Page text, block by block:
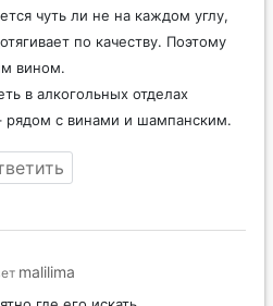
чуть ли не на каждом углу,
по качеству. Поэтому
вином.
в алкогольных отделах
рядом с винами и шампанским.
malilima